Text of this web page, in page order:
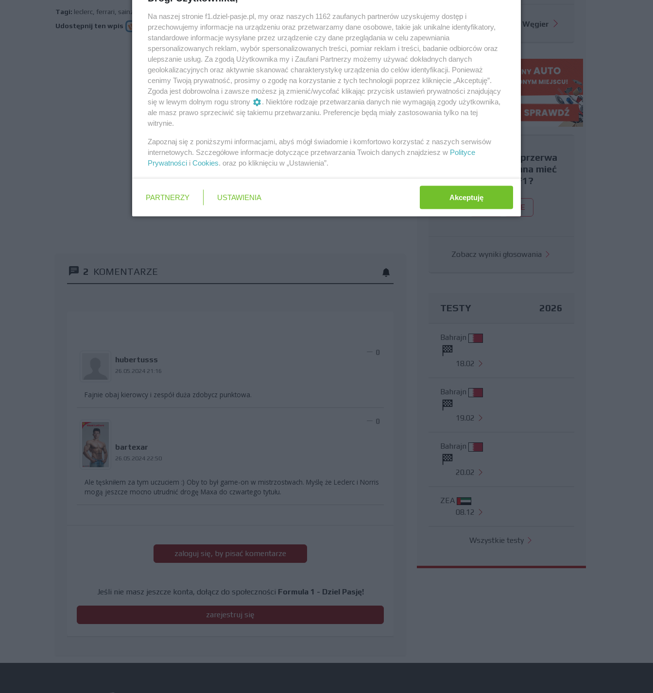
Tagi: leclerc ferrari sainz
Udostępnij ten wpis
poprzedninastępny
2 KOMENTARZE
hubertusss
26.05.2024 21:16
0
Fajnie obaj kierowcy i zespół duża zdobycz punktowa.
bartexar
26.05.2024 22:50
0
Ale tęskniłem za tym uczuciem :) Oby to był game-on w mistrzostwach. Myślę że Leclerc i Norris
mogą jeszcze mocno utrudnić drogę Maxa do czwartego tytułu.
zaloguj się, by pisać komentarze
Jeśli nie masz jeszcze konta, dołącz do społeczności Formula 1 - Dziel Pasję!
zarejestruj się
Więcej informacji o GP Węgier
Czy uważasz, że przerwa
wakacyjna powinna mieć
miejsce w F1?
TAK NIE
Zobacz wyniki głosowania
TESTY 2026
Bahrajn
18.02
Bahrajn
19.02
Bahrajn
20.02
ZEA
08.12
Wszystkie testy
Na naszej stronie f1.dziel-pasje.pl, my oraz naszych 1162 zaufanych partnerów uzyskujemy dostęp i
przechowujemy informacje na urządzeniu oraz przetwarzamy dane osobowe, takie jak unikalne identyfikatory,
standardowe informacje wysyłane przez urządzenie czy dane przeglądania w celu zapewniania
spersonalizowanych reklam, wybór spersonalizowanych treści, pomiar reklam i treści, badanie odbiorców oraz
ulepszanie usług. Za zgodą Użytkownika my i Zaufani Partnerzy możemy używać dokładnych danych
geolokalizacyjnych oraz aktywnie skanować charakterystykę urządzenia do celów identyfikacji. Ponieważ
cenimy Twoją prywatność, prosimy o zgodę na korzystanie z tych technologii poprzez kliknięcie „Akceptuję”.
Zgoda jest dobrowolna i zawsze możesz ją zmienić/wycofać klikając przycisk ustawień prywatności znajdujący
się w lewym dolnym rogu strony
. Niektóre rodzaje przetwarzania danych nie wymagają zgody użytkownika,
ale masz prawo sprzeciwić się takiemu przetwarzaniu. Preferencje będą miały zastosowania tylko na tej
witrynie.
Zapoznaj się z poniższymi informacjami, abyś mógł świadomie i komfortowo korzystać z naszych serwisów
internetowych. Szczegółowe informacje dotyczące przetwarzania Twoich danych znajdziesz w Polityce
Prywatności i Cookies. oraz po kliknięciu w „Ustawienia”.
PARTNERZY USTAWIENIA Akceptuję